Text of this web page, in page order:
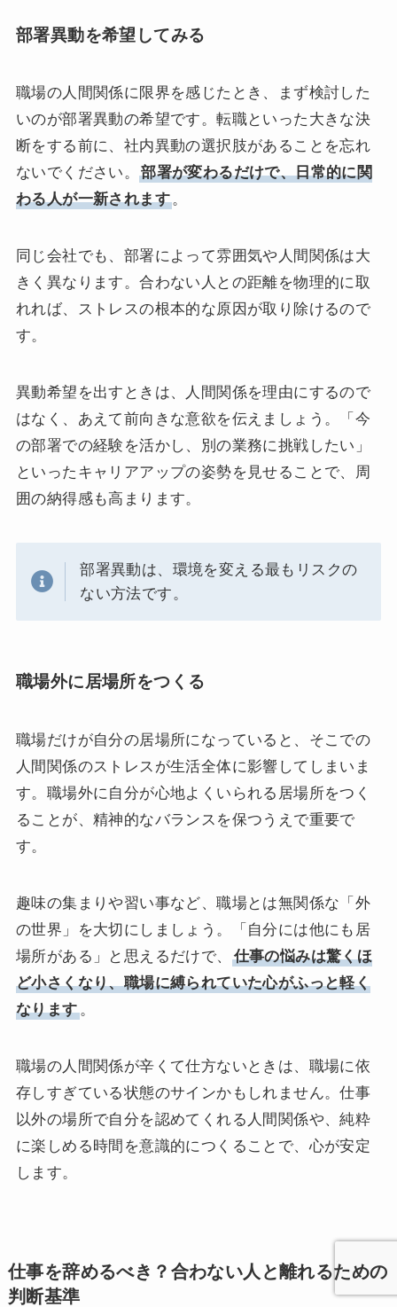
部署異動を希望してみる
職場の人間関係に限界を感じたとき、まず検討した
いのが部署異動の希望です。転職といった大きな決
断をする前に、社内異動の選択肢があることを忘れ
ないでください。部署が変わるだけで、日常的に関
わる人が一新されます。
同じ会社でも、部署によって雰囲気や人間関係は大
きく異なります。合わない人との距離を物理的に取
れれば、ストレスの根本的な原因が取り除けるので
す。
異動希望を出すときは、人間関係を理由にするので
はなく、あえて前向きな意欲を伝えましょう。「今
の部署での経験を活かし、別の業務に挑戦したい」
といったキャリアアップの姿勢を見せることで、周
囲の納得感も高まります。
部署異動は、環境を変える最もリスクの
ない方法です。
職場外に居場所をつくる
職場だけが自分の居場所になっていると、そこでの
人間関係のストレスが生活全体に影響してしまいま
す。職場外に自分が心地よくいられる居場所をつく
ることが、精神的なバランスを保つうえで重要で
す。
趣味の集まりや習い事など、職場とは無関係な「外
の世界」を大切にしましょう。「自分には他にも居
場所がある」と思えるだけで、
仕事の悩みは驚くほ
ど小さくなり、職場に縛られていた心がふっと軽く
なります。
職場の人間関係が辛くて仕方ないときは、職場に依
存しすぎている状態のサインかもしれません。仕事
以外の場所で自分を認めてくれる人間関係や、純粋
に楽しめる時間を意識的につくることで、心が安定
します。
仕事を辞めるべき？合わない人と離れるための
判断基準